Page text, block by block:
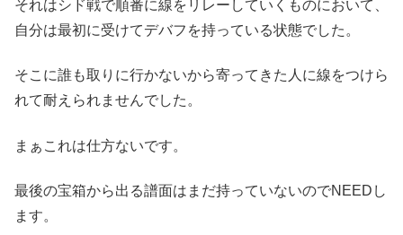
それはシド戦で順番に線をリレーしていくものにおいて、
自分は最初に受けてデバフを持っている状態でした。
そこに誰も取りに行かないから寄ってきた人に線をつけら
れて耐えられませんでした。
まぁこれは仕方ないです。
最後の宝箱から出る譜面はまだ持っていないのでNEEDし
ます。